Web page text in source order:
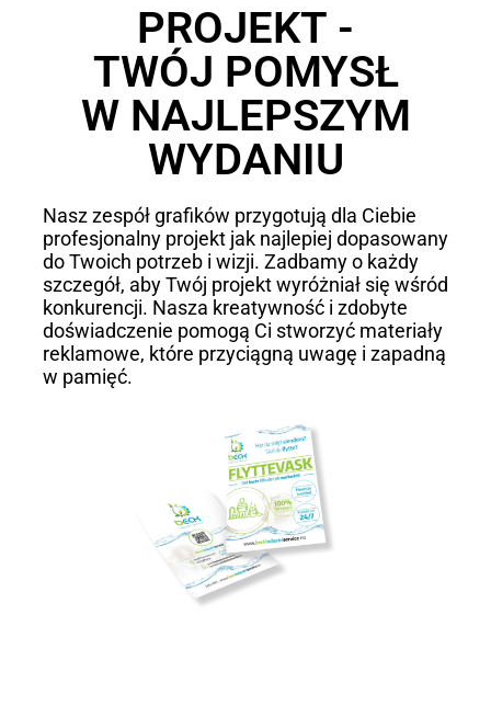
PROJEKT -
TWÓJ POMYSŁ
W NAJLEPSZYM
WYDANIU
Nasz zespół grafików przygotują dla Ciebie
profesjonalny projekt jak najlepiej dopasowany
do Twoich potrzeb i wizji. Zadbamy o każdy
szczegół, aby Twój projekt wyróżniał się wśród
konkurencji. Nasza kreatywność i zdobyte
doświadczenie pomogą Ci stworzyć materiały
reklamowe, które przyciągną uwagę i zapadną
w pamięć.